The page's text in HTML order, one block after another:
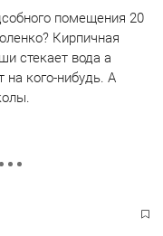
помещения 20
Кирпичная
стекает вода а
на кого-нибудь. А